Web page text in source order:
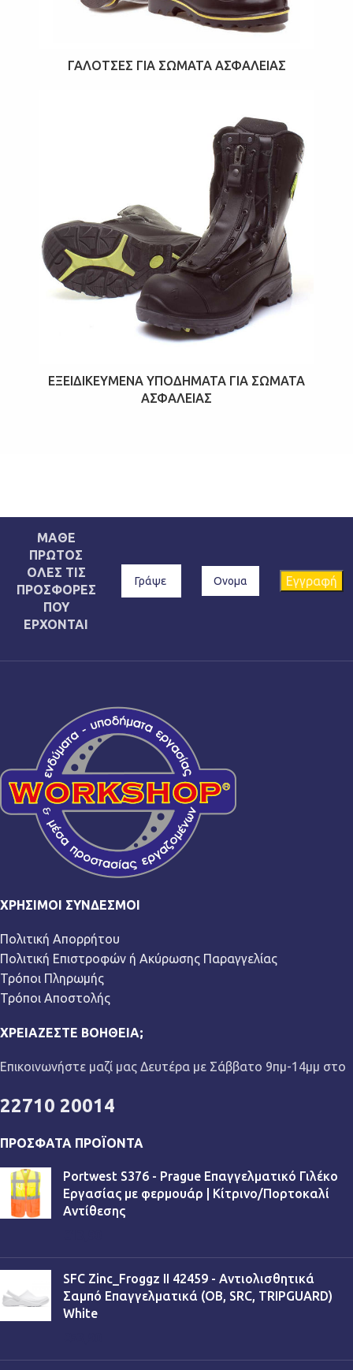
ΓΑΛΌΤΣΕΣ ΓΙΑ ΣΏΜΑΤΑ ΑΣΦΑΛΕΊΑΣ
ΕΞΕΙΔΙΚΕΥΜΈΝΑ ΥΠΟΔΉΜΑΤΑ ΓΙΑ ΣΏΜΑΤΑ
ΑΣΦΑΛΕΊΑΣ
ΜΑΘΕ
ΠΡΩΤΟΣ
ΟΛΕΣ ΤΙΣ
ΠΡΟΣΦΟΡΕΣ
ΠΟΥ
ΕΡΧΟΝΤΑΙ
ΧΡΉΣΙΜΟΙ ΣΎΝΔΕΣΜΟΙ
Πολιτική Απορρήτου
Πολιτική Επιστροφών ή Ακύρωσης Παραγγελίας
Τρόποι Πληρωμής
Τρόποι Αποστολής
ΧΡΕΙΆΖΕΣΤΕ ΒΟΉΘΕΙΑ;
Επικοινωνήστε μαζί μας Δευτέρα με Σάββατο 9πμ-14μμ στο
22710 20014
ΠΡΌΣΦΑΤΑ ΠΡΟΪΌΝΤΑ
Portwest S376 - Prague Επαγγελματικό Γιλέκο
Εργασίας με φερμουάρ | Κίτρινο/Πορτοκαλί
Αντίθεσης
SFC Zinc_Froggz II 42459 - Αντιολισθητικά
Σαμπό Επαγγελματικά (OB, SRC, TRIPGUARD)
White